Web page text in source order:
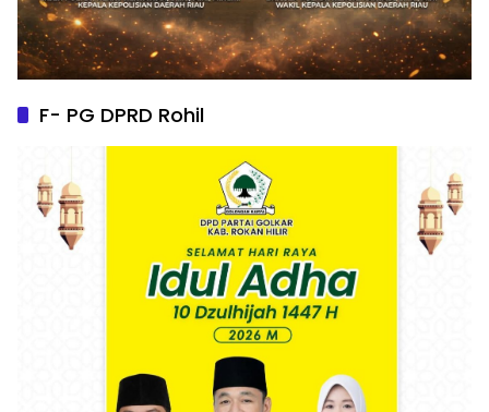
F- PG DPRD Rohil